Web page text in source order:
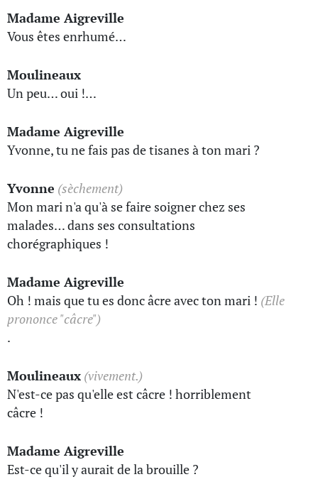
Madame Aigreville
Vous êtes enrhumé…
Moulineaux
Un peu… oui !…
Madame Aigreville
Yvonne, tu ne fais pas de tisanes à ton mari ?
Yvonne (sèchement)
Mon mari n'a qu'à se faire soigner chez ses
malades… dans ses consultations
chorégraphiques !
Madame Aigreville
Oh ! mais que tu es donc âcre avec ton mari ! (Elle
prononce "câcre")
.
Moulineaux (vivement.)
N'est-ce pas qu'elle est câcre ! horriblement
câcre !
Madame Aigreville
Est-ce qu'il y aurait de la brouille ?